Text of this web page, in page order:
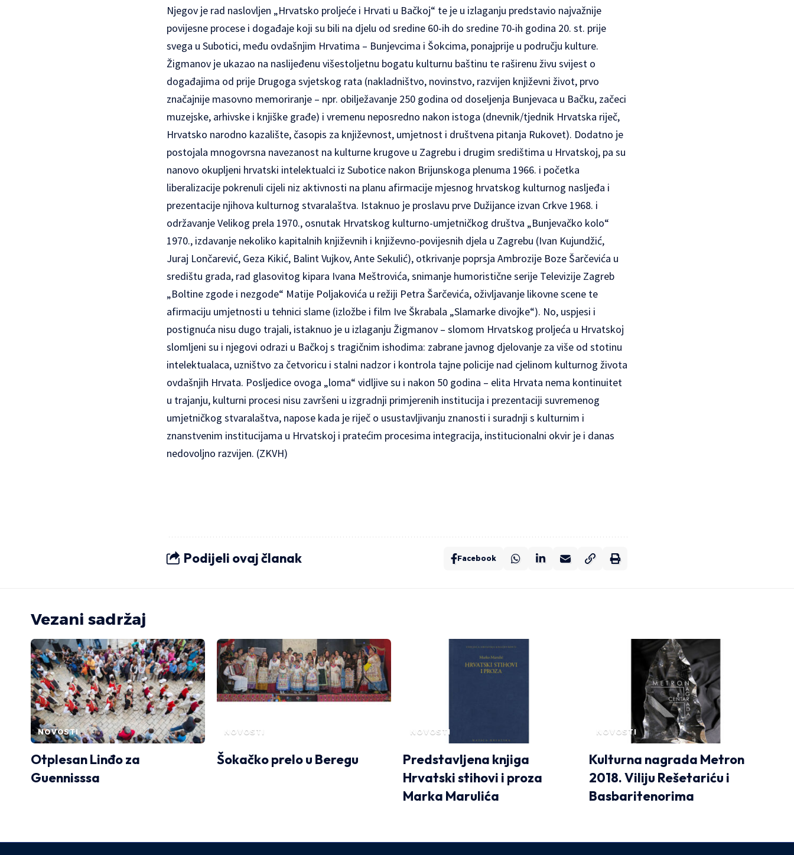
Njegov je rad naslovljen „Hrvatsko proljeće i Hrvati u Bačkoj“ te je u izlaganju predstavio najvažnije
povijesne procese i događaje koji su bili na djelu od sredine 60-ih do sredine 70-ih godina 20. st. prije
svega u Subotici, među ovdašnjim Hrvatima – Bunjevcima i Šokcima, ponajprije u području kulture.
Žigmanov je ukazao na naslijeđenu višestoljetnu bogatu kulturnu baštinu te raširenu živu svijest o
događajima od prije Drugoga svjetskog rata (nakladništvo, novinstvo, razvijen književni život, prvo
značajnije masovno memoriranje – npr. obilježavanje 250 godina od doseljenja Bunjevaca u Bačku, začeci
muzejske, arhivske i knjiške građe) i vremenu neposredno nakon istoga (dnevnik/tjednik Hrvatska riječ,
Hrvatsko narodno kazalište, časopis za književnost, umjetnost i društvena pitanja Rukovet). Dodatno je
postojala mnogovrsna navezanost na kulturne krugove u Zagrebu i drugim središtima u Hrvatskoj, pa su
nanovo okupljeni hrvatski intelektualci iz Subotice nakon Brijunskoga plenuma 1966. i početka
liberalizacije pokrenuli cijeli niz aktivnosti na planu afirmacije mjesnog hrvatskog kulturnog nasljeđa i
prezentacije njihova kulturnog stvaralaštva. Istaknuo je proslavu prve Dužijance izvan Crkve 1968. i
održavanje Velikog prela 1970., osnutak Hrvatskog kulturno-umjetničkog društva „Bunjevačko kolo“
1970., izdavanje nekoliko kapitalnih književnih i književno-povijesnih djela u Zagrebu (Ivan Kujundžić,
Juraj Lončarević, Geza Kikić, Balint Vujkov, Ante Sekulić), otkrivanje poprsja Ambrozije Boze Šarčevića u
središtu grada, rad glasovitog kipara Ivana Meštrovića, snimanje humoristične serije Televizije Zagreb
„Boltine zgode i nezgode“ Matije Poljakovića u režiji Petra Šarčevića, oživljavanje likovne scene te
afirmaciju umjetnosti u tehnici slame (izložbe i film Ive Škrabala „Slamarke divojke“). No, uspjesi i
postignuća nisu dugo trajali, istaknuo je u izlaganju Žigmanov – slomom Hrvatskog proljeća u Hrvatskoj
slomljeni su i njegovi odrazi u Bačkoj s tragičnim ishodima: zabrane javnog djelovanje za više od stotinu
intelektualaca, uzništvo za četvoricu i stalni nadzor i kontrola tajne policije nad cjelinom kulturnog života
ovdašnjih Hrvata. Posljedice ovoga „loma“ vidljive su i nakon 50 godina – elita Hrvata nema kontinuitet
u trajanju, kulturni procesi nisu završeni u izgradnji primjerenih institucija i prezentaciji suvremenog
umjetničkog stvaralaštva, napose kada je riječ o usustavljivanju znanosti i suradnji s kulturnim i
znanstvenim institucijama u Hrvatskoj i pratećim procesima integracija, institucionalni okvir je i danas
nedovoljno razvijen. (ZKVH)
Podijeli ovaj članak Facebook
Vezani sadržaj
NOVOSTI
Otplesan Linđo za
Guennisssa
NOVOSTI
Šokačko prelo u Beregu
NOVOSTI
Predstavljena knjiga
Hrvatski stihovi i proza
Marka Marulića
NOVOSTI
Kulturna nagrada Metron
2018. Viliju Rešetariću i
Basbaritenorima